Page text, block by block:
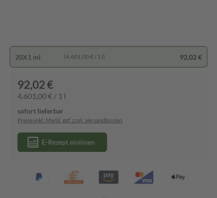
20X1 ml (4.601,00 € / 1 l) 92,02 €
92,02 €
4.601,00 € / 1 l
sofort lieferbar
Preise inkl. MwSt. ggf. zzgl. Versandkosten
E-Rezept einlösen